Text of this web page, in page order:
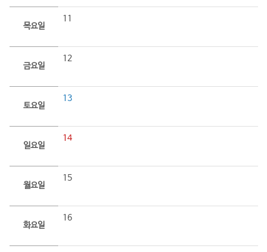
목요일
11
금요일
12
토요일
13
일요일
14
월요일
15
화요일
16